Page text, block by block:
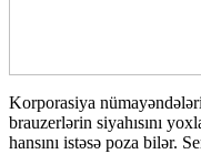
Korporasiya
brauzerlərin siyahısını
hansını istəsə poza bilər.